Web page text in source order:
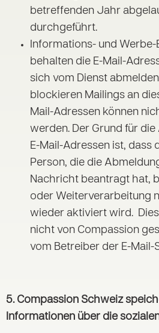
betreffenden Jahr
durchgeführt.
Informations- und
behalten die E-Mail-
sich vom Dienst
blockieren Mailings an
Mail-Adressen können
werden. Der Grund für
E-Mail-Adressen ist, dass
Person, die die
Nachricht beantragt hat,
oder Weiterverarbeitung
wieder aktiviert wird.
nicht von Compassion
vom Betreiber der E-Mail-
5. Compassion Schweiz
Informationen über die